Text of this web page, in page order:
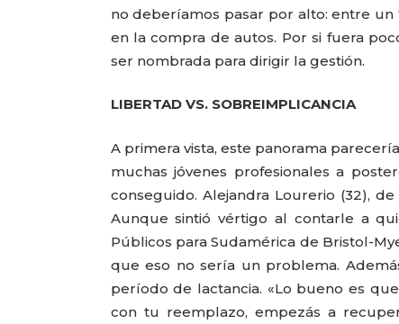
no deberíamos pasar por alto: entre
en la compra de autos. Por si fuera
ser nombrada para dirigir la gestión.
LIBERTAD VS. SOBREIMPLICANCIA
A primera vista, este panorama
muchas jóvenes profesionales a
conseguido. Alejandra Lourerio (32),
Aunque sintió vértigo al contarle a
Públicos para Sudamérica de Bristol-
que eso no sería un problema.
período de lactancia. «Lo bueno es
con tu reemplazo, empezás a